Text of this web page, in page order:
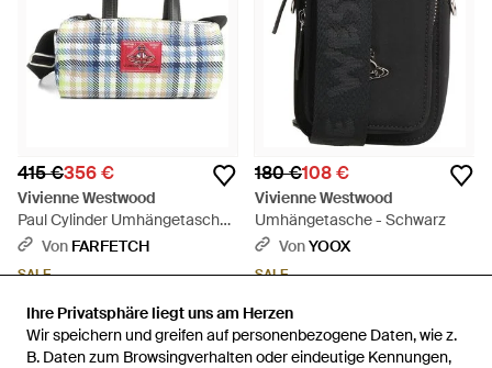
Ihre Privatsphäre liegt uns am Herzen
Wir speichern und greifen auf personenbezogene Daten, wie z.
B. Daten zum Browsingverhalten oder eindeutige Kennungen,
Ihre Privatsphäre liegt uns am Herzen
Wir speichern und greifen auf personenbezogene Daten, wie z.
B. Daten zum Browsingverhalten oder eindeutige Kennungen,
415 €356 €
Vivienne Westwood
Paul Cylinder Umhängetasche
Mit Schottenkaro - Blau
Von FARFETCH
SALE
180 €108 €
Vivienne Westwood
Umhängetasche - Schwarz
VonYOOX
SALE